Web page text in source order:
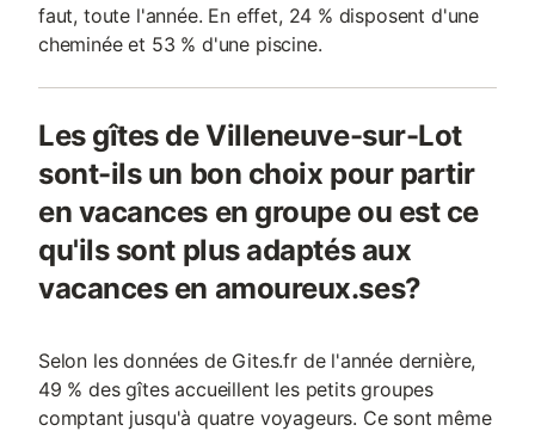
faut, toute l'année. En effet, 24 % disposent d'une
cheminée et 53 % d'une piscine.
Les gîtes de Villeneuve-sur-Lot
sont-ils un bon choix pour partir
en vacances en groupe ou est ce
qu'ils sont plus adaptés aux
vacances en amoureux.ses?
Selon les données de Gites.fr de l'année dernière,
49 % des gîtes accueillent les petits groupes
comptant jusqu'à quatre voyageurs. Ce sont même